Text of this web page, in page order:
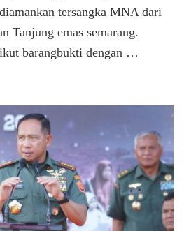
tersangka MNA dari
Tanjung emas semarang.
barangbukti dengan …